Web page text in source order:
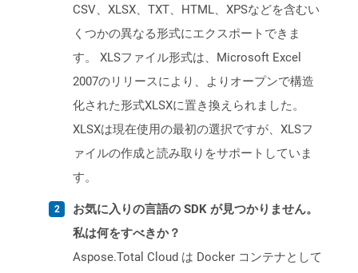
CSV、XLSX、TXT、HTML、XPSなどを含むい
くつかの異なる形式にエクスポートできま
す。 XLSファイル形式は、Microsoft Excel
2007のリリースにより、よりオープンで構造
化された形式XLSXに置き換えられました。
XLSXは現在使用の最初の選択ですが、XLSフ
ァイルの作成と読み取りをサポートしていま
す。
お気に入りの言語の SDK が見つかりません。
私は何をすべきか？
Aspose.Total Cloud は Docker コンテナとして